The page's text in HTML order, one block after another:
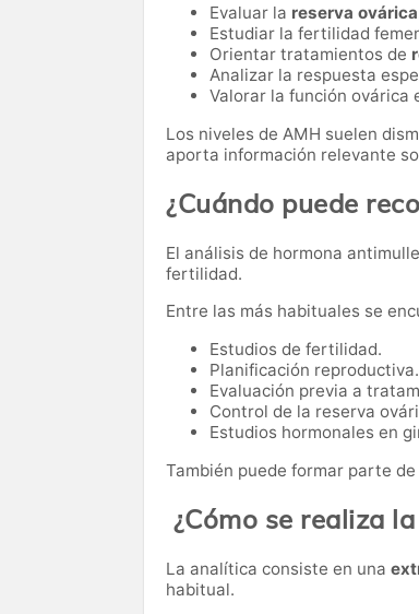
Evaluar la reserva ovárica
Estudiar la fertilidad
Orientar tratamientos de
Analizar la respuesta
Valorar la función ovárica
Los niveles de AMH suelen
aporta información relevante
¿Cuándo puede
El análisis de hormona
fertilidad.
Entre las más habituales se
Estudios de fertilidad.
Planificación reproductiva.
Evaluación previa a
Control de la reserva
Estudios hormonales en
También puede formar parte
¿Cómo se realiza
La analítica consiste en una
habitual.